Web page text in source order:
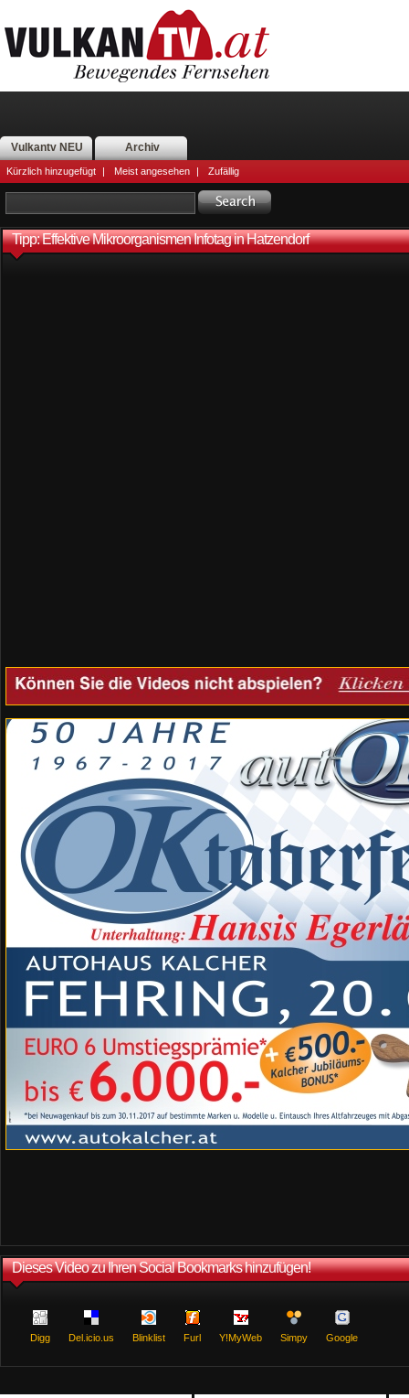
Vulkantv NEU Archiv
Kürzlich hinzugefügt | Meist angesehen | Zufällig
Tipp: Effektive Mikroorganismen Infotag in Hatzendorf
Dieses Video zu Ihren Social Bookmarks hinzufügen!
Digg Del.icio.us Blinklist Furl Y!MyWeb Simpy Google